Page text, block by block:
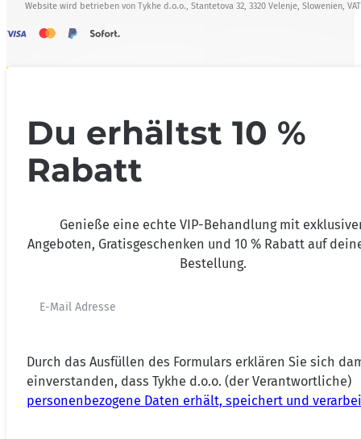
Website wird betrieben von Tykhe d.o.o., Stantetova 32, 3320 Velenje, Slowenien,
Du erhältst 10 %
Rabatt
Genieße eine echte VIP-Behandlung mit
Angeboten, Gratisgeschenken und 10 % Rabatt auf
Bestellung.
Durch das Ausfüllen des Formulars erklären Sie sich
einverstanden, dass Tykhe d.o.o. (der Verantwortliche)
personenbezogene Daten erhält, speichert und